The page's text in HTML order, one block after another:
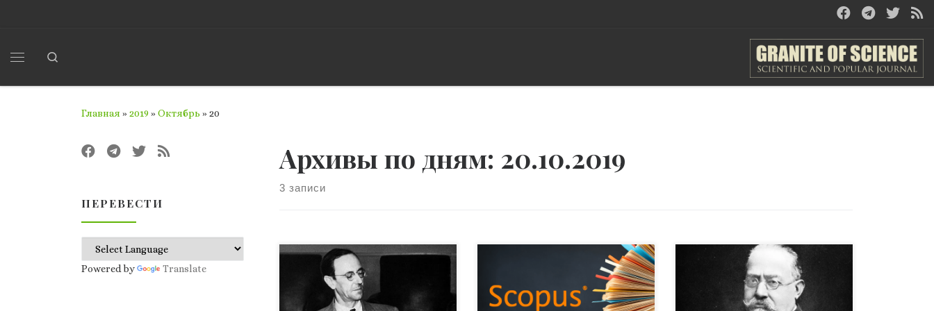
Главная »2019 »Октябрь »20
Архивы по дням: 20.10.2019
3 записи
Сэр Джеймс Чедвик (англ. Sir
James Chadwick) родился 20
октября 1891 года в
Танцы вокруг священного тела
науки.. Количество всегда
перерастает в качество,
Книги известного психиатра
Чезаре Ломброзо «Преступный
человек», «Гениальность и
ПЕРЕВЕСТИ
Powered by Translate